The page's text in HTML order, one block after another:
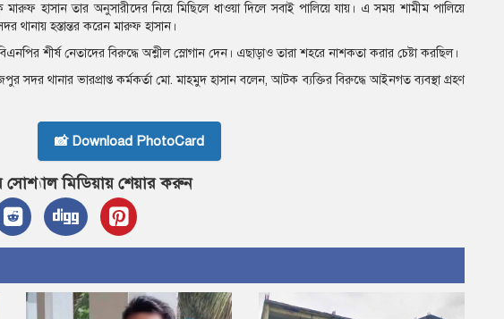
হাসান তার অনুসারীদের নিয়ে মিছিলে ধাওয়া দিলে সবাই পালিয়ে যায়। এ সময় শামীম পালিয়ে
হস্তান্তর করেন মারুফ হাসান।
শীর্ষ নেতাদের বিরুদ্ধে অশ্লীল স্লোগান দেন। এছাড়াও তারা শহরে নাশকতা করার চেষ্টা করছিল।
সদর থানার ভারপ্রাপ্ত কর্মকর্তা মো. মাহমুদ হাসান বলেন, আটক ব্যক্তির বিরুদ্ধে আইনগত ব্যবস্থা গ্রহণ
📸 Download PhotoCard
মিডিয়ায় শেয়ার করুন